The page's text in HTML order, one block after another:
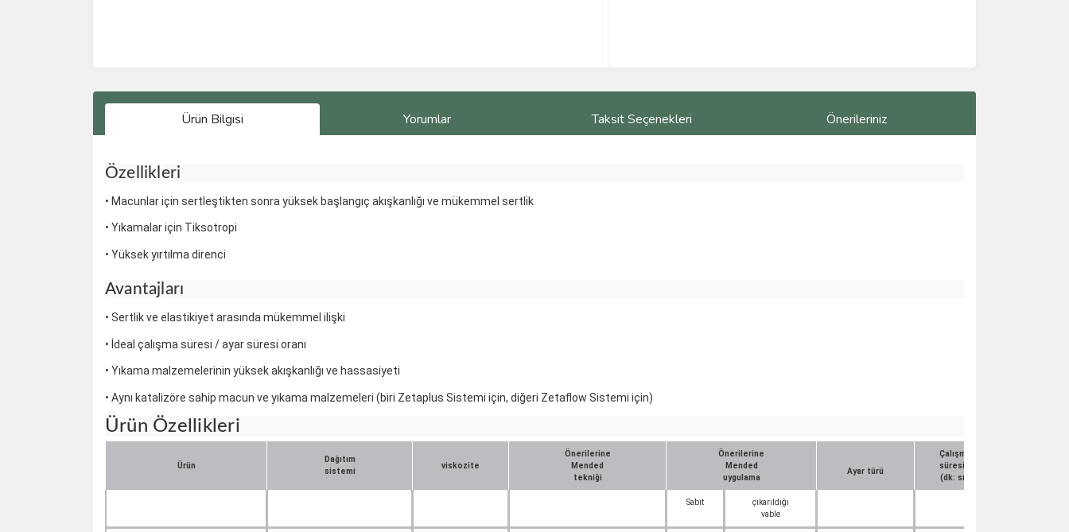
Ürün Bilgisi Yorumlar Taksit Seçenekleri Önerileriniz
Özellikleri
• Macunlar için sertleştikten sonra yüksek başlangıç ​​akışkanlığı ve mükemmel sertlik
• Yıkamalar için Tiksotropi
• Yüksek yırtılma direnci
Avantajları
• Sertlik ve elastikiyet arasında mükemmel ilişki
• İdeal çalışma süresi / ayar süresi oranı
• Yıkama malzemelerinin yüksek akışkanlığı ve hassasiyeti
• Aynı katalizöre sahip macun ve yıkama malzemeleri (biri Zetaplus Sistemi için, diğeri Zetaflow Sistemi için)
Ürün Özellikleri
Ürün
Dağıtım
sistemi
viskozite
Önerilerine
Mended
tekniği
Önerilerine
Mended
uygulama
Ayar türü
Çalışma
süresi *
(dk: sn)
Sabit
çıkarıldığı
vable